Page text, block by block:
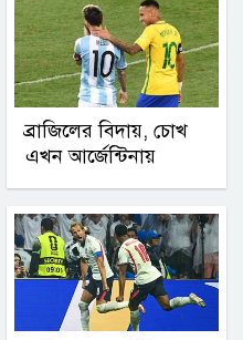
ব্রাজিলের বিদায়, চোখ
এখন আর্জেন্টিনায়